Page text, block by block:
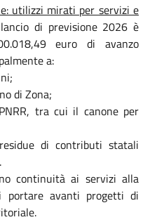
utilizzi mirati per servizi e
di previsione 2026 è
euro di avanzo
a:
di Zona;
tra cui il canone per
di contributi statali
continuità ai servizi alla
portare avanti progetti di